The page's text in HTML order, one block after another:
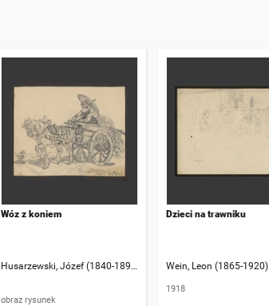
Wóz z koniem
Husarzewski, Józef (1840-1892)
obraz rysunek
Dzieci na trawniku
Wein, Leon (1865-1920)
1918